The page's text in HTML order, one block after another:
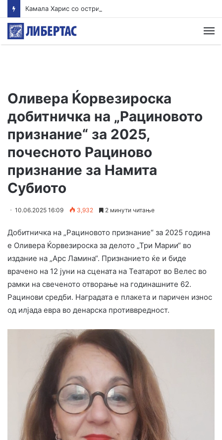
Камала Харис со остри критики кон Бајден
Оливера Ќорвезироска
добитничка на „Рациновото
признание“ за 2025,
почесното Рациново
признание за Намита
Субиото
10.06.2025 16:09 3,932 2 минути читање
Добитничка на „Рациновото признание“ за 2025 година
е Оливера Ќорвезироска за делото „Три Марии“ во
издание на „Арс Ламина“. Признанието ќе и биде
врачено на 12 јуни на сцената на Театарот во Велес во
рамки на свеченото отворање на годинашните 62.
Рацинови средби. Наградата е плакета и паричен износ
од илјада евра во денарска противвредност.